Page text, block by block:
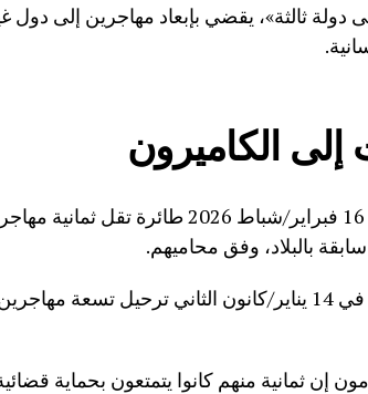
دولة ثالثة»، يقضي بإبعاد مهاجرين إلى دول
إلى الكاميرون
وصلت في 16 فبراير/شباط 2026
بالبلاد، وفق محاميهم.
وسبق ذلك في 14 يناير/كانون الثاني ترحيل
إن ثمانية منهم كانوا يتمتعون بحماية